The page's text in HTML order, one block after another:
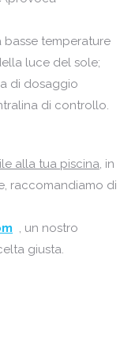
basse temperature
luce del sole;
di dosaggio
di controllo.
alla tua piscina, in
raccomandiamo di
, un nostro
giusta.